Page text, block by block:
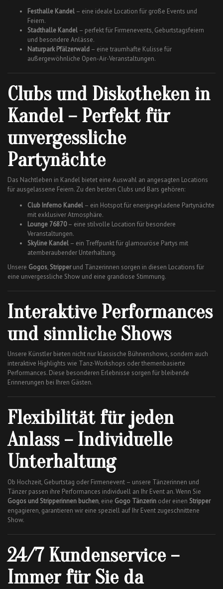
Festhalle Kandel – eine ideale Location für große Events und
Feiern.
Stadthalle Kandel – perfekt für Firmenevents, Geburtstagsfeiern
und besondere Anlässe.
Naturpark Pfälzerwald – eine traumhafte Kulisse für
außergewöhnliche Open-Air-Veranstaltungen.
Clubs und Diskotheken in
Kandel – Perfekt für
unvergessliche
Partynächte
Das Nachtleben in Kandel bietet eine Auswahl an angesagten Locations
für ausgelassene Feiern. Zu den besten Clubs und Bars gehören:
Club Inferno Kandel – ein Hotspot für energiegeladene Partynächte
mit exklusiver Atmosphäre.
Lounge 76870– eine stilvolle Location für besondere
Veranstaltungen.
Skyline Kandel – ein Treffpunkt für glamouröse Partys mit
atemberaubender Unterhaltung.
Unsere Gogos, Stripperund Tänzerinnen sorgen in diesen Locations für
eine unvergessliche Show und eine grandiose Stimmung.
Interaktive Performances
und sinnliche Shows
Unsere Künstler bieten nicht nur klassische Bühnenshows, sondern auch
interaktive Highlights wie Tanz-Workshops oder themenbasierte
Performances. Diese besonderen Erlebnisse sorgen für bleibende
Erinnerungen bei Ihren Gästen.
Flexibilität für jeden
Anlass – Individuelle
Unterhaltung
Ob Hochzeit, Geburtstag oder Firmenevent – unsere Tänzerinnen und
Tänzer passen ihre Performances individuell an Ihr Event an. Wenn Sie
Gogos und Stripperinnen buchen, eine Gogo Tänzerin oder einen Stripper
engagieren, garantieren wir eine speziell auf Ihr Event zugeschnittene
Show.
24/7 Kundenservice –
Immer für Sie da